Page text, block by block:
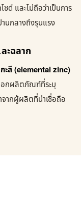
ด์ และไม่ถือว่าเป็นการ
นกลางถึงรุนแรง
ะฉลาก
สี (elemental zinc)
กผลิตภัณฑ์ที่ระบุ
ากผู้ผลิตที่น่าเชื่อถือ